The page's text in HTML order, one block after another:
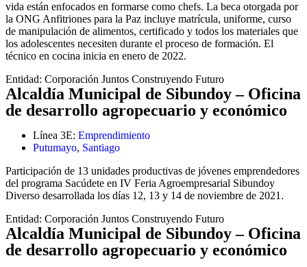
vida están enfocados en formarse como chefs. La beca otorgada por
la ONG Anfitriones para la Paz incluye matrícula, uniforme, curso
de manipulación de alimentos, certificado y todos los materiales que
los adolescentes necesiten durante el proceso de formación. El
técnico en cocina inicia en enero de 2022.
Entidad: Corporación Juntos Construyendo Futuro
Alcaldía Municipal de Sibundoy – Oficina
de desarrollo agropecuario y económico
Línea 3E: Emprendimiento
Putumayo, Santiago
Participación de 13 unidades productivas de jóvenes emprendedores
del programa Sacúdete en IV Feria Agroempresarial Sibundoy
Diverso desarrollada los días 12, 13 y 14 de noviembre de 2021.
Entidad: Corporación Juntos Construyendo Futuro
Alcaldía Municipal de Sibundoy – Oficina
de desarrollo agropecuario y económico